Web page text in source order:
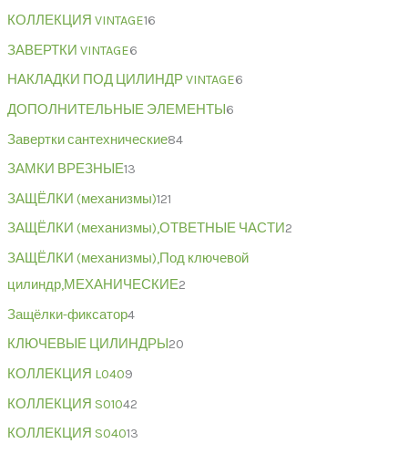
КОЛЛЕКЦИЯ VINTAGE16
ЗАВЕРТКИ VINTAGE6
НАКЛАДКИ ПОД ЦИЛИНДР VINTAGE6
ДОПОЛНИТЕЛЬНЫЕ ЭЛЕМЕНТЫ 6
Завертки сантехнические84
ЗАМКИ ВРЕЗНЫЕ13
ЗАЩЁЛКИ (механизмы)121
ЗАЩЁЛКИ (механизмы),ОТВЕТНЫЕ ЧАСТИ2
ЗАЩЁЛКИ (механизмы),Под ключевой
цилиндр,МЕХАНИЧЕСКИЕ2
Защёлки-фиксатор4
КЛЮЧЕВЫЕ ЦИЛИНДРЫ 20
КОЛЛЕКЦИЯ L0409
КОЛЛЕКЦИЯ S01042
КОЛЛЕКЦИЯ S04013